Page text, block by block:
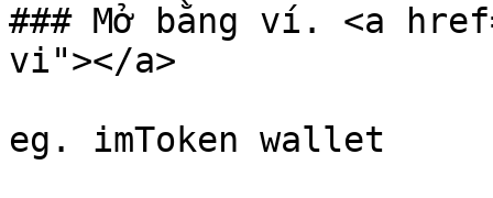
### Mở bằng ví. <a
vi"></a>
eg. imToken wallet‌